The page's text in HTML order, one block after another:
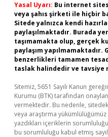
Yasal Uyarı: Bu internet
veya şahıs şirketi ile hiçbir
Sitede yalnızca kendi
paylaşılmaktadır. Burada
taşımamakta olup, gerçek
paylaşım
benzerlikleri tamamen
taslak halindedir ve tavsiye
Sitemiz, 5651 Sayılı Kanun
Kurumu (BTK) tarafından
vermektedir. Bu nedenle,
veya araştırma
yazdıkları içeriklerin
bu sorumluluğu kabul etmiş